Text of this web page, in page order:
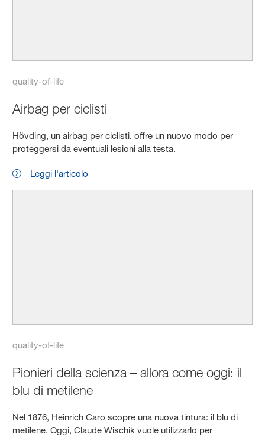
quality-of-life
Airbag per ciclisti
Hövding, un airbag per ciclisti, offre un nuovo modo per
proteggersi da eventuali lesioni alla testa.
Leggi l'articolo
quality-of-life
Pionieri della scienza – allora come oggi: il
blu di metilene
Nel 1876, Heinrich Caro scopre una nuova tintura: il blu di
metilene. Oggi, Claude Wischik vuole utilizzarlo per